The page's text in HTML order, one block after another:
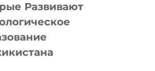
Развивают